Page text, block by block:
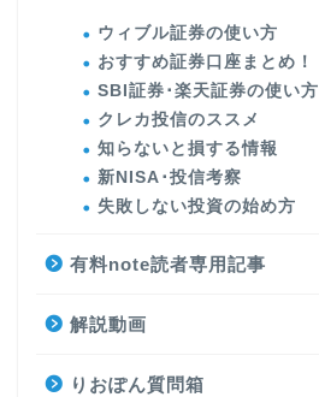
ウィブル証券の使い方
おすすめ証券口座まとめ！
SBI証券･楽天証券の使い方
クレカ投信のススメ
知らないと損する情報
新NISA･投信考察
失敗しない投資の始め方
有料note読者専用記事
解説動画
りおぽん質問箱